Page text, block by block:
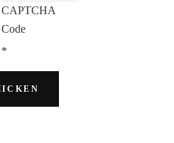
CAPTCHA
Code
*